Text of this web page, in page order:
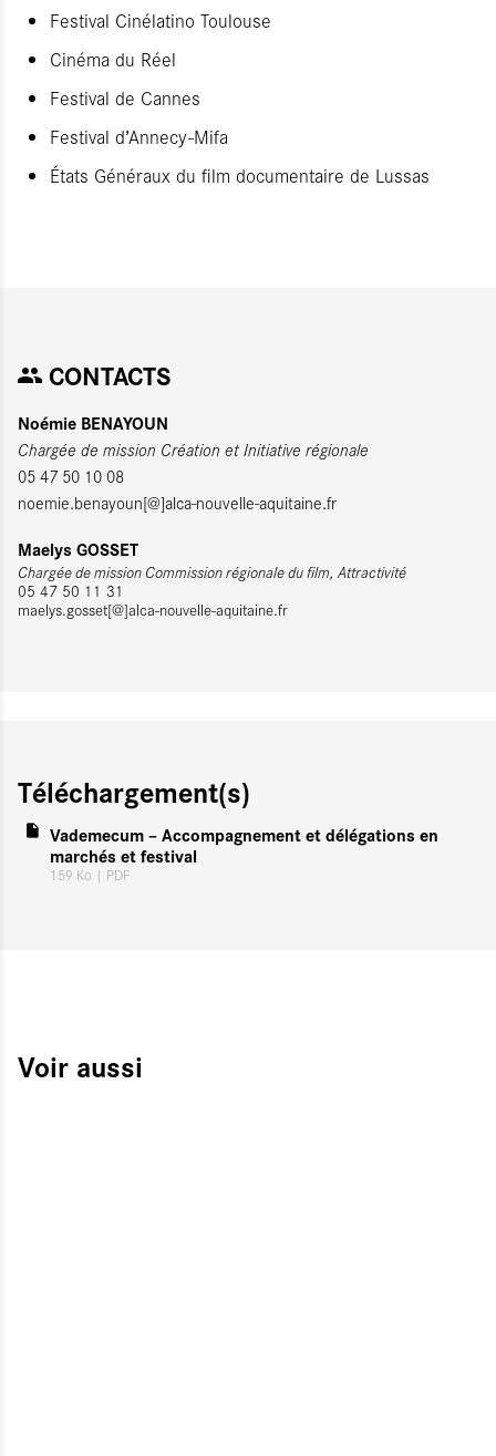
Festival Cinélatino Toulouse
Cinéma du Réel
Festival de Cannes
Festival d’Annecy-Mifa
États Généraux du film documentaire de Lussas
CONTACTS
Noémie BENAYOUN
Chargée de mission Création et Initiative régionale
05 47 50 10 08
noemie.benayoun[@]alca-nouvelle-aquitaine.fr
Maelys GOSSET
Chargée de mission Commission régionale du film, Attractivité
05 47 50 11 31
maelys.gosset[@]alca-nouvelle-aquitaine.fr
Téléchargement(s)
Vademecum – Accompagnement et délégations en
marchés et festival
159 Ko | PDF
Voir aussi